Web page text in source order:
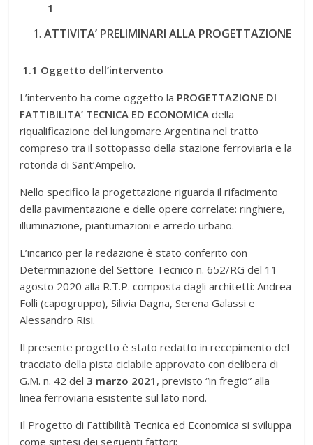
1
ATTIVITA’ PRELIMINARI ALLA PROGETTAZIONE
1.1 Oggetto dell’intervento
L’intervento ha come oggetto la PROGETTAZIONE DI
FATTIBILITA’ TECNICA ED ECONOMICAdella
riqualificazione del lungomare Argentina nel tratto
compreso tra il sottopasso della stazione ferroviaria e la
rotonda di Sant’Ampelio.
Nello specifico la progettazione riguarda il rifacimento
della pavimentazione e delle opere correlate: ringhiere,
illuminazione, piantumazioni e arredo urbano.
L’incarico per la redazione è stato conferito con
Determinazione del Settore Tecnico n. 652/RG del 11
agosto 2020 alla R.T.P. composta dagli architetti: Andrea
Folli (capogruppo), Silivia Dagna, Serena Galassi e
Alessandro Risi.
Il presente progetto è stato redatto in recepimento del
tracciato della pista ciclabile approvato con delibera di
G.M. n. 42 del3 marzo 2021 , previsto “in fregio” alla
linea ferroviaria esistente sul lato nord.
Il Progetto di Fattibilità Tecnica ed Economica si sviluppa
come sintesi dei seguenti fattori: